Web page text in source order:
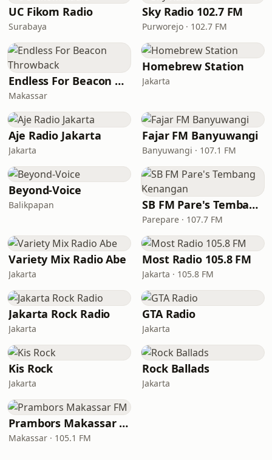
UC Fikom Radio
Surabaya
Sky Radio 102.7 FM
Purworejo · 102.7 FM
Endless For Beacon Throwback
Makassar
Homebrew Station
Jakarta
Aje Radio Jakarta
Jakarta
Fajar FM Banyuwangi
Banyuwangi · 107.1 FM
Beyond-Voice
Balikpapan SB FM Pare's Tembang Kenangan
Parepare · 107.7 FM
Variety Mix Radio Abe
Jakarta
Most Radio 105.8 FM
Jakarta · 105.8 FM
Jakarta Rock Radio
Jakarta
GTA Radio
Jakarta
Kis Rock
Jakarta
Rock Ballads
Jakarta
Prambors Makassar FM
Makassar · 105.1 FM